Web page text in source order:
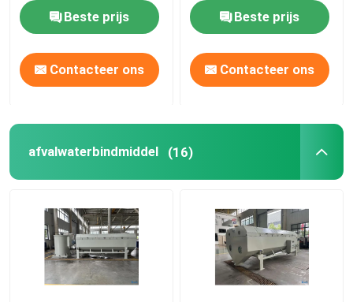
Beste prijs
Contacteer ons
Beste prijs
Contacteer ons
afvalwaterbindmiddel (16)